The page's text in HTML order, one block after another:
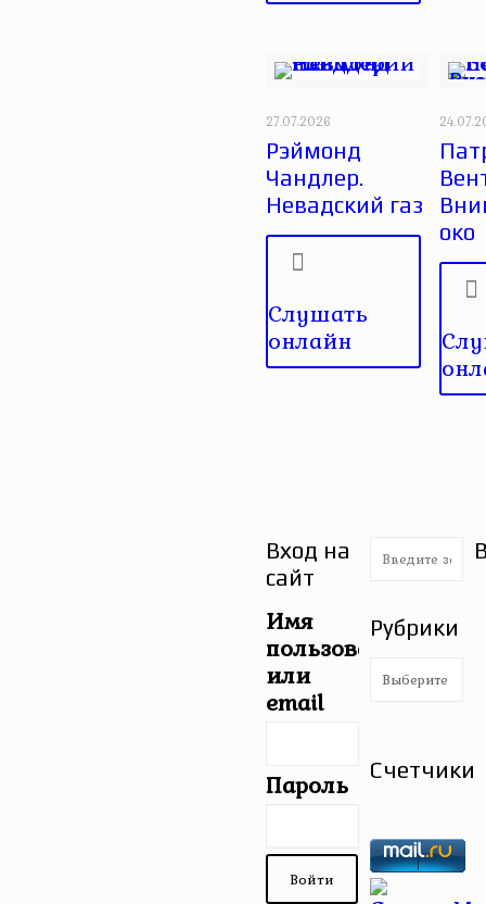
27.07.2026
Рэймонд
Чандлер.
Невадский газ
Слушать
онлайн
око
Вход на
сайт
Имя
пользователя
или
email
Пароль
Рубрики
Рубрики
Счетчики